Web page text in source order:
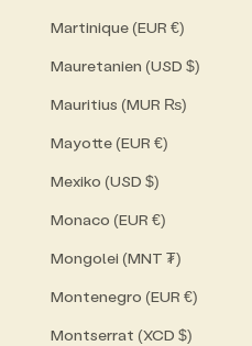
Martinique (EUR €)
Mauretanien (USD $)
Mauritius (MUR ₨)
Mayotte (EUR €)
Mexiko (USD $)
Monaco (EUR €)
Mongolei (MNT ₮)
Montenegro (EUR €)
Montserrat (XCD $)